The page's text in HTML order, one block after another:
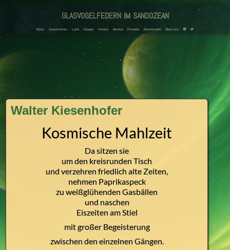
glasvogelfedern im sandozean
Amanda und Adriana Landmann
News Geschichten Lyrik Essays Galerie Bücher Projekte Downloads Über uns F T
Walter Kiesenhofer
Kosmische Mahlzeit
Da sitzen sie
um den kreisrunden Tisch
und verzehren friedlich alte Zeiten,
nehmen Paprikaspeck
zu weißglühenden Gasbällen
und naschen
Eiszeiten am Stiel
mit großer Begeisterung
zwischen den einzelnen Gängen.